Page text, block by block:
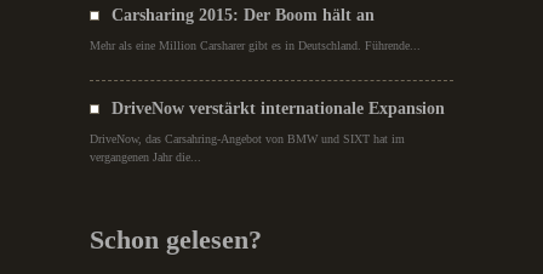
Carsharing 2015: Der Boom hält an
Mehr als eine Million Carsharer gibt es in Deutschland. Führende...
DriveNow verstärkt internationale Expansion
DriveNow, das Carsahring-Angebot von BMW und SIXT hat im
vergangenen Jahr die...
Schon gelesen?